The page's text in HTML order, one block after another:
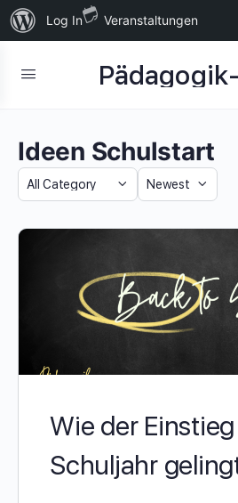
Über
WordPress
Log In Veranstaltungen
Ideen Schulstart
Category
Sort
Wie der
Schuljahr